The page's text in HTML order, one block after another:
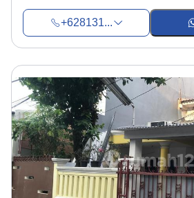
+628131...